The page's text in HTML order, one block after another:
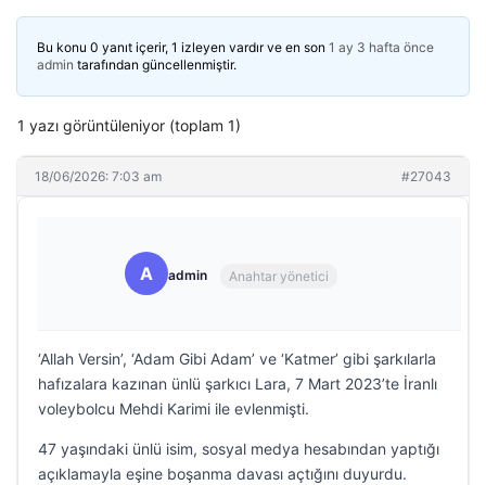
Bu konu 0 yanıt içerir, 1 izleyen vardır ve en son 1 ay 3 hafta önce
admin tarafından güncellenmiştir.
1 yazı görüntüleniyor (toplam 1)
18/06/2026: 7:03 am #27043
A admin Anahtar yönetici
‘Allah Versin’, ‘Adam Gibi Adam’ ve ‘Katmer’ gibi şarkılarla
hafızalara kazınan ünlü şarkıcı Lara, 7 Mart 2023’te İranlı
voleybolcu Mehdi Karimi ile evlenmişti.
47 yaşındaki ünlü isim, sosyal medya hesabından yaptığı
açıklamayla eşine boşanma davası açtığını duyurdu.